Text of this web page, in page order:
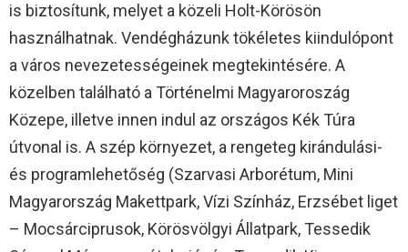
is biztosítunk, melyet a közeli Holt-Körösön
használhatnak. Vendégházunk tökéletes kiindulópont
a város nevezetességeinek megtekintésére. A
közelben található a Történelmi Magyaroroszág
Közepe, illetve innen indul az országos Kék Túra
útvonal is. A szép környezet, a rengeteg kirándulási-
és programlehetőség (Szarvasi Arborétum, Mini
Magyarország Makettpark, Vízi Színház, Erzsébet liget
– Mocsárciprusok, Körösvölgyi Állatpark, Tessedik